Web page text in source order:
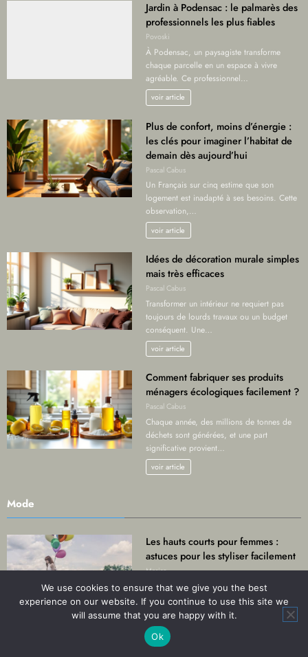
Jardin à Podensac : le palmarès des
professionnels les plus fiables
Povoski
À Podensac, un paysagiste transforme
chaque parcelle en un espace à vivre
agréable. Ce professionnel…
voir article
Plus de confort, moins d’énergie :
les clés pour imaginer l’habitat de
demain dès aujourd’hui
Pascal Cabus
Un Français sur cinq estime que son
logement est inadapté à ses besoins. Cette
observation,…
voir article
Idées de décoration murale simples
mais très efficaces
Pascal Cabus
Transformer un intérieur ne requiert pas
toujours de lourds travaux ou un budget
conséquent. Une…
voir article
Comment fabriquer ses produits
ménagers écologiques facilement ?
Pascal Cabus
Chaque année, des millions de tonnes de
déchets sont générées, et une part
significative provient…
voir article
Mode
Les hauts courts pour femmes :
astuces pour les styliser facilement
Marise
Les hauts courts sont devenus un
incontournable de la garde-robe féminine.
Ils apportent une touche…
Voir article
We use cookies to ensure that we give you the best
experience on our website. If you continue to use this site we
will assume that you are happy with it.
Ok